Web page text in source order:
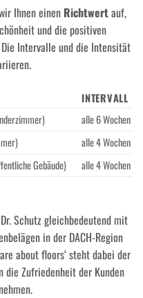
Ihnen einen Richtwertauf,
und die positiven
Intervalle und die Intensität
INTERVALL
alle 6 Wochen
alle 4 Wochen
Gebäude)
alle 4 Wochen
Schutz gleichbedeutend mit
in der DACH-Region
about floors‘ steht dabei der
die Zufriedenheit der Kunden